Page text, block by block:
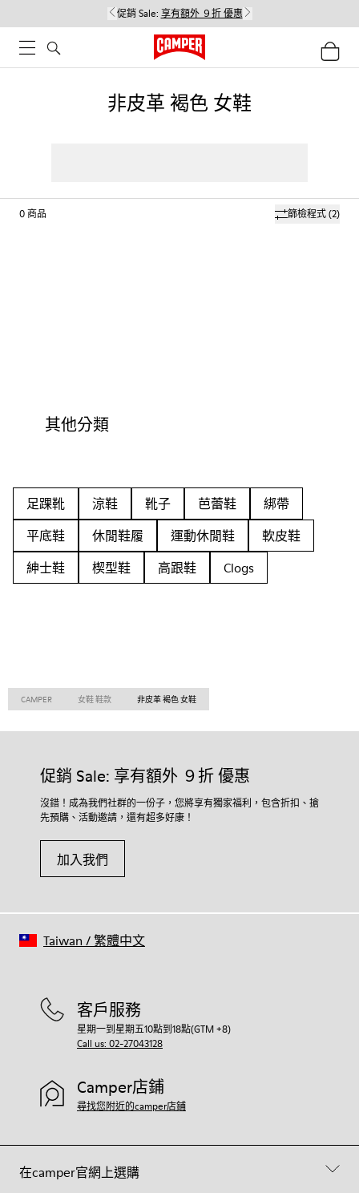
促銷 Sale: 享有額外 ９折 優惠
非皮革 褐色 女鞋
篩檢程式(2)
0商品
其他分類
足踝靴 涼鞋 靴子 芭蕾鞋
綁帶
平底鞋
休閒鞋履 運動休閒鞋
軟皮鞋
紳士鞋
楔型鞋 高跟鞋 Clogs
CAMPER 女鞋 鞋款 非皮革 褐色 女鞋
促銷 Sale: 享有額外 ９折 優惠
沒錯！成為我們社群的一份子，您將享有獨家福利，包含折扣、搶
先預購、活動邀請，還有超多好康！
加入我們
在camper官網上選購
客戶服務
星期一到星期五10點到18點(GTM +8)
Call us: 02-27043128
Camper店鋪
尋找您附近的camper店鋪
Taiwan /繁體中文